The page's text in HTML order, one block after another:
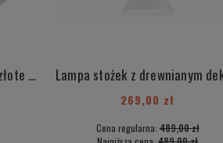
Szklana lampa zjawiskowa złote elementy DOVER 4674
269,00 zł
Cena regularna:489,00 zł